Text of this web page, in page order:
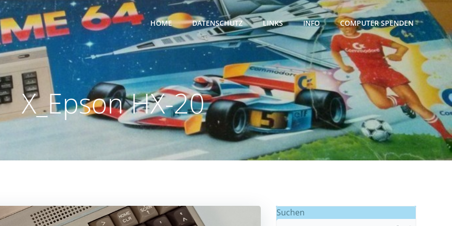
HOME DATENSCHUTZ LINKS INFO COMPUTER SPENDEN
X_Epson HX-20
Suchen